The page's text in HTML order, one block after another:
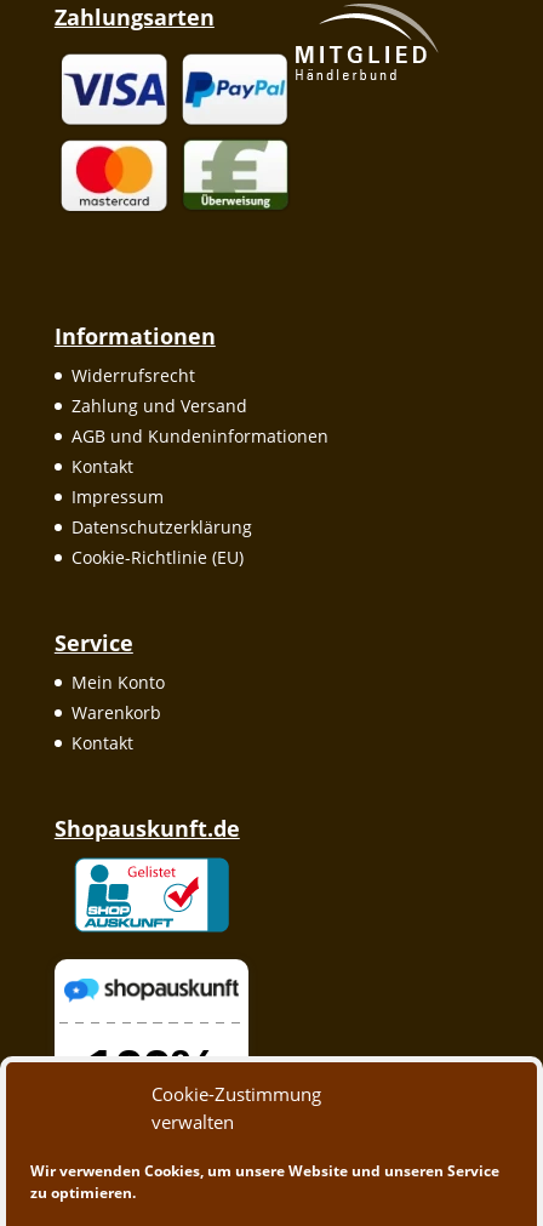
Cookie-Zustimmung
verwalten
Wir verwenden Cookies, um unsere Website und unseren Service
zu optimieren.
Zahlungsarten
Informationen
Widerrufsrecht
Zahlung und Versand
AGB und Kundeninformationen
Kontakt
Impressum
Datenschutzerklärung
Cookie-Richtlinie (EU)
Service
Mein Konto
Warenkorb
Kontakt
Shopauskunft.de